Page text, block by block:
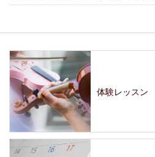
体験レッスン